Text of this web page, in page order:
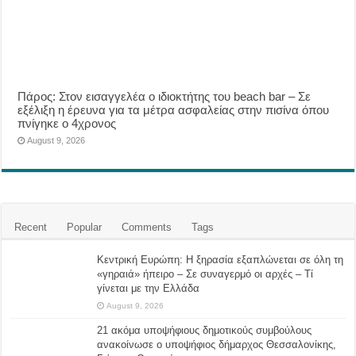
Πάρος: Στον εισαγγελέα ο ιδιοκτήτης του beach bar – Σε
εξέλιξη η έρευνα για τα μέτρα ασφαλείας στην πισίνα όπου
πνίγηκε ο 4χρονος
August 9, 2026
Recent Popular Comments Tags
Κεντρική Ευρώπη: Η ξηρασία εξαπλώνεται σε όλη τη
«γηραιά» ήπειρο – Σε συναγερμό οι αρχές – Τί
γίνεται με την Ελλάδα
August 9, 2026
21 ακόμα υποψήφιους δημοτικούς συμβούλους
ανακοίνωσε ο υποψήφιος δήμαρχος Θεσσαλονίκης,